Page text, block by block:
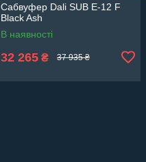
Сабвуфер Dali SUB E-12 F
Black Ash
В наявності
32 265 ₴ 37 935 ₴